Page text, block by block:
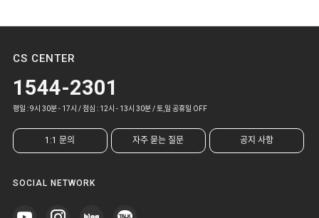
CS CENTER
1544-2301
평일 : 9시 30분 - 17시 / 점심 : 12시 - 13시 30분 / 토,일 공휴일 OFF
1:1 문의 자주 묻는 질문 공지 사항
SOCIAL NETWORK